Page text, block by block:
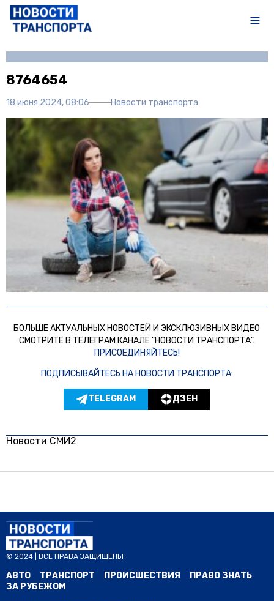
8764654
18 июня 2024, 08:06 Новости транспорта
БОЛЬШЕ АКТУАЛЬНЫХ НОВОСТЕЙ И ЭКСКЛЮЗИВНЫХ ВИДЕО
СМОТРИТЕ В ТЕЛЕГРАМ КАНАЛЕ "НОВОСТИ ТРАНСПОРТА".
ПРИСОЕДИНЯЙТЕСЬ!
ПОДПИСЫВАЙТЕСЬ НА НОВОСТИ ТРАНСПОРТА:
TELEGRAM ДЗЕН
Новости СМИ2
© 2024 | ВСЕ ПРАВА ЗАЩИЩЕНЫ
АВТО ТРАНСПОРТ ПРОИСШЕСТВИЯ
ПРАВО ЗНАТЬ
ЗА РУБЕЖОМ